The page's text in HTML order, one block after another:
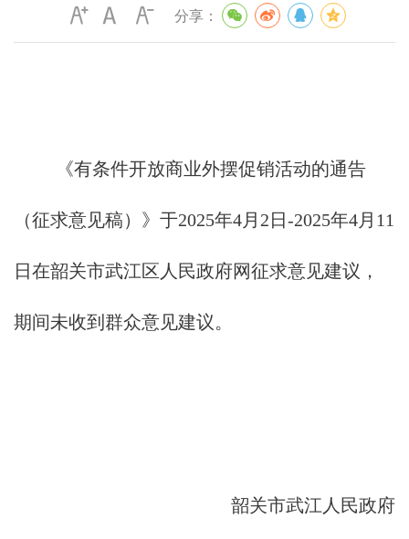
分享：
《有条件开放商业外摆促销活动的通告
（征求意见稿）》 于2025年4月2日-2025年4月11
日在韶关市武江区人民政府网征求意见建议，
期间未收到群众意见建议。
韶关市武江人民政府